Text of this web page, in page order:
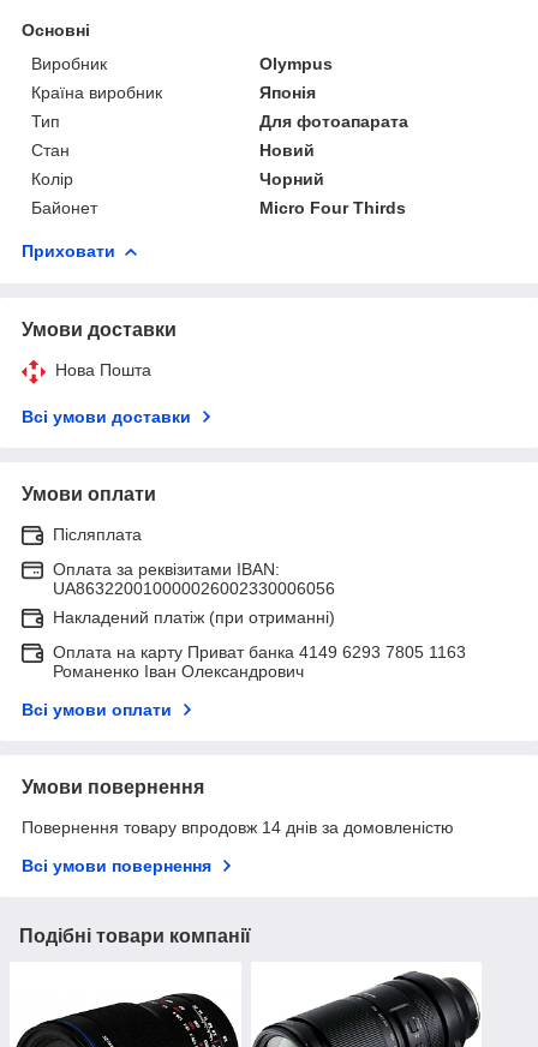
Основні
Виробник
Olympus
Країна виробник
Японія
Тип
Для фотоапарата
Стан
Новий
Колір
Чорний
Байонет
Micro Four Thirds
Приховати
Умови доставки
Нова Пошта
Всі умови доставки
Умови оплати
Післяплата
Оплата за реквізитами IBAN:
UA863220010000026002330006056
Накладений платіж (при отриманні)
Оплата на карту Приват банка 4149 6293 7805 1163
Романенко Іван Олександрович
Всі умови оплати
Умови повернення
Повернення товару впродовж 14 днів за домовленістю
Всі умови повернення
Подібні товари компанії